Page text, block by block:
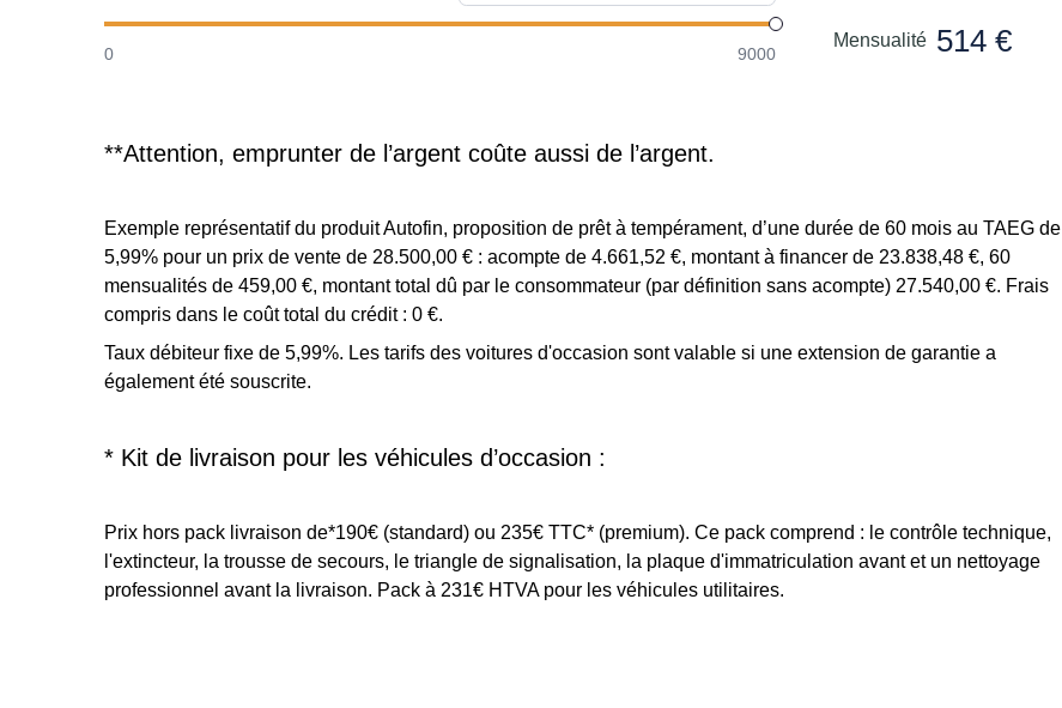
0 9000
Mensualité 514 €
**Attention, emprunter de l’argent coûte aussi de l’argent.
Exemple représentatif du produit Autofin, proposition de prêt à tempérament, d’une durée de 60 mois au TAEG de
5,99% pour un prix de vente de 28.500,00 € : acompte de 4.661,52 €, montant à financer de 23.838,48 €, 60
mensualités de 459,00 €, montant total dû par le consommateur (par définition sans acompte) 27.540,00 €. Frais
compris dans le coût total du crédit : 0 €.
Taux débiteur fixe de 5,99%. Les tarifs des voitures d'occasion sont valable si une extension de garantie a
également été souscrite.
* Kit de livraison pour les véhicules d’occasion :
Prix hors pack livraison de*190€ (standard) ou 235€ TTC* (premium). Ce pack comprend : le contrôle technique,
l'extincteur, la trousse de secours, le triangle de signalisation, la plaque d'immatriculation avant et un nettoyage
professionnel avant la livraison. Pack à 231€ HTVA pour les véhicules utilitaires.